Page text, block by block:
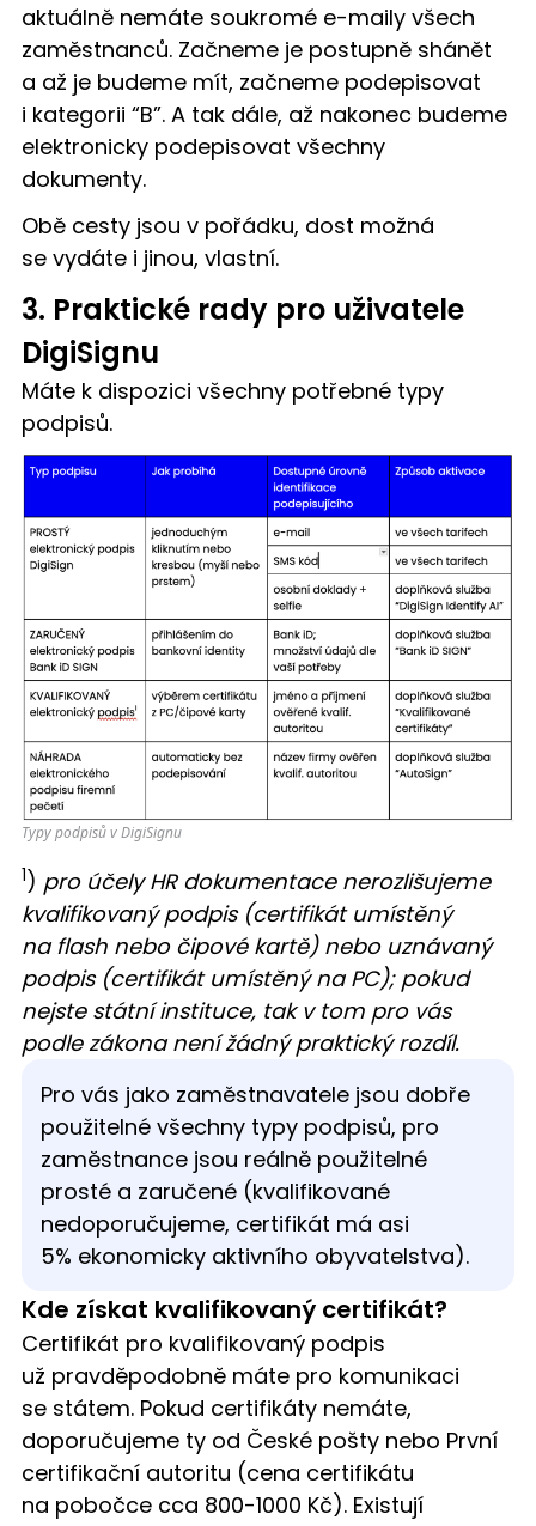
aktuálně nemáte soukromé e-maily všech
zaměstnanců. Začneme je postupně shánět
a až je budeme mít, začneme podepisovat
i kategorii “B”. A tak dále, až nakonec budeme
elektronicky podepisovat všechny
dokumenty.
Obě cesty jsou v pořádku, dost možná
se vydáte i jinou, vlastní.
3. Praktické rady pro uživatele
DigiSignu
Máte k dispozici všechny potřebné typy
podpisů.
Typy podpisů v DigiSignu
1) pro účely HR dokumentace nerozlišujeme
kvalifikovaný podpis (certifikát umístěný
na flash nebo čipové kartě) nebo uznávaný
podpis (certifikát umístěný na PC); pokud
nejste státní instituce, tak v tom pro vás
podle zákona není žádný praktický rozdíl.
Pro vás jako zaměstnavatele jsou dobře
použitelné všechny typy podpisů, pro
zaměstnance jsou reálně použitelné
prosté a zaručené (kvalifikované
nedoporučujeme, certifikát má asi
5% ekonomicky aktivního obyvatelstva).
Kde získat kvalifikovaný certifikát?
Certifikát pro kvalifikovaný podpis
už pravděpodobně máte pro komunikaci
se státem. Pokud certifikáty nemáte,
doporučujeme ty od České pošty nebo První
certifikační autoritu (cena certifikátu
na pobočce cca 800-1000 Kč). Existují